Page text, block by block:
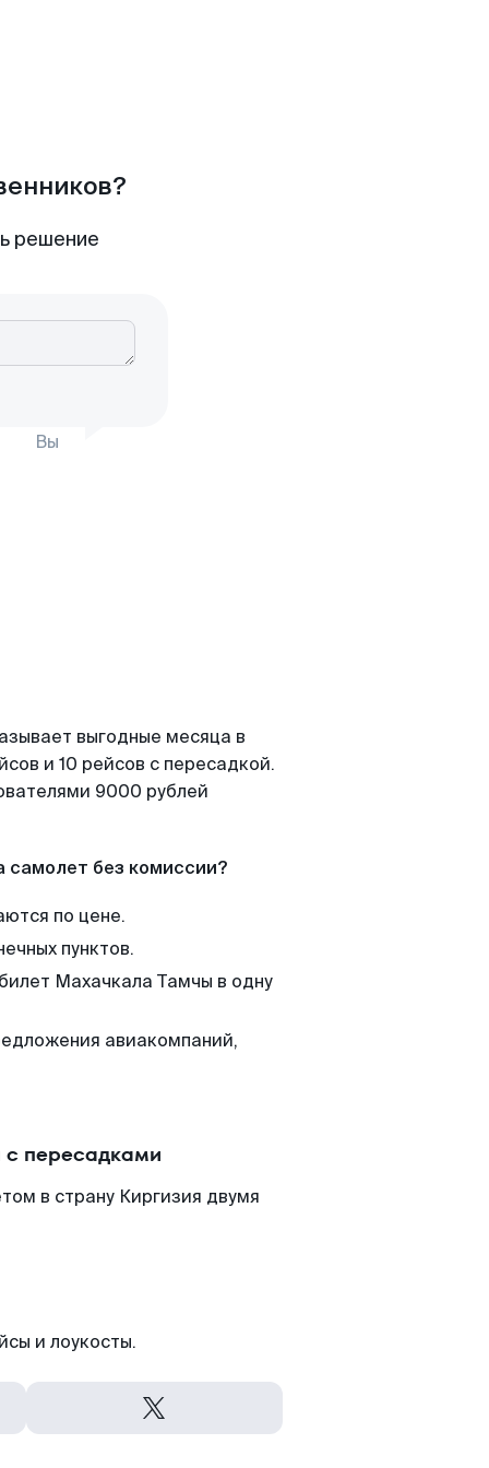
решение
Вы
выгодные месяца в
и 10 рейсов с пересадкой.
9000 рублей
самолет без комиссии?
по цене.
пунктов.
Махачкала Тамчы в одну
авиакомпаний,
пересадками
в страну Киргизия двумя
и лоукосты.